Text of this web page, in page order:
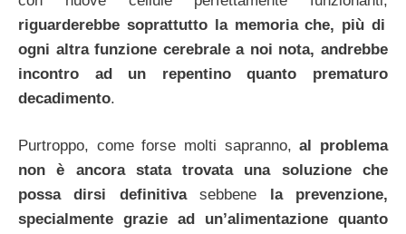
riguarderebbe soprattutto la memoria che, più di
ogni altra funzione cerebrale a noi nota, andrebbe
incontro ad un repentino quanto prematuro
decadimento.
Purtroppo, come forse molti sapranno,al problema
non è ancora stata trovata una soluzione che
possa dirsi definitivasebbene la prevenzione,
specialmente grazie ad un’alimentazione quanto